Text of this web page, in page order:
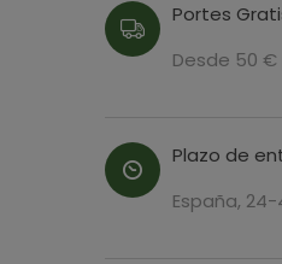
Portes
Desde 50
Plazo de
España,